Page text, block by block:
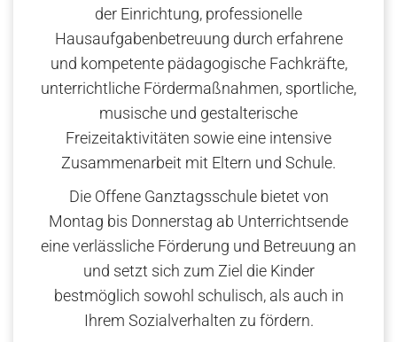
der Einrichtung, professionelle
Hausaufgabenbetreuung durch erfahrene
und kompetente pädagogische Fachkräfte,
unterrichtliche Fördermaßnahmen, sportliche,
musische und gestalterische
Freizeitaktivitäten sowie eine intensive
Zusammenarbeit mit Eltern und Schule.
Die Offene Ganztagsschule bietet von
Montag bis Donnerstag ab Unterrichtsende
eine verlässliche Förderung und Betreuung an
und setzt sich zum Ziel die Kinder
bestmöglich sowohl schulisch, als auch in
Ihrem Sozialverhalten zu fördern.